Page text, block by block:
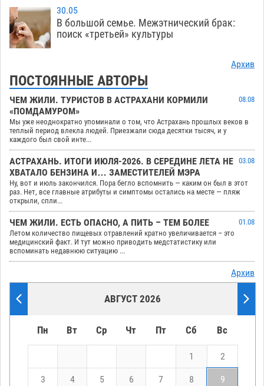
30.05
В большой семье. Межэтнический брак:
поиск «третьей» культуры
Архив
ПОСТОЯННЫЕ АВТОРЫ
ЧЕМ ЖИЛИ. ТУРИСТОВ В АСТРАХАНИ КОРМИЛИ
«ПОМДАМУРОМ»
08.08
Мы уже неоднократно упоминали о том, что Астрахань прошлых веков в
теплый период влекла людей. Приезжали сюда десятки тысяч, и у
каждого был свой инте...
АСТРАХАНЬ. ИТОГИ ИЮЛЯ-2026. В СЕРЕДИНЕ ЛЕТА НЕ
ХВАТАЛО БЕНЗИНА И… ЗАМЕСТИТЕЛЕЙ МЭРА
03.08
Ну, вот и июль закончился. Пора бегло вспомнить — каким он был в этот
раз. Нет, все главные атрибуты и симптомы остались на месте — пляж
открыли, спли...
ЧЕМ ЖИЛИ. ЕСТЬ ОПАСНО, А ПИТЬ – ТЕМ БОЛЕЕ
01.08
Летом количество пищевых отравлений кратно увеличивается – это
медицинский факт. И тут можно приводить медстатистику или
вспоминать недавнюю ситуацию ...
Архив
АВГУСТ 2026
Пн Вт Ср Чт Пт Сб Вс
1 2
3 4 5 6 7 8 9